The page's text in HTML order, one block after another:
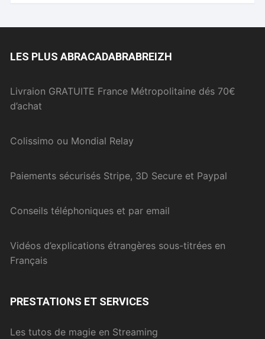
LES PLUS ABRACADABRABREIZH
Livraion GRATUITE France Métropolitaine dés 70€
d’achat
Colissimo ou Mondial Relay
Paiements sécurisés Stripe, 3D Secure et Paypal
Conseils téléphoniques et par email
Vidéos d’explications étrangères sous-titrées en
Français
PRESTATIONS ET SERVICES
Les tutos de magie en Streaming